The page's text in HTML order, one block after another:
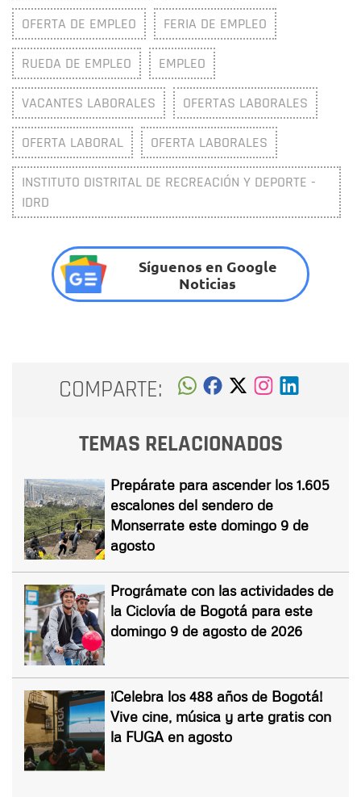
OFERTA DE EMPLEO FERIA DE EMPLEO
RUEDA DE EMPLEO EMPLEO
VACANTES LABORALES OFERTAS LABORALES
OFERTA LABORAL OFERTA LABORALES
INSTITUTO DISTRITAL DE RECREACIÓN Y DEPORTE -
IDRD
Síguenos en Google
Noticias
COMPARTE:
TEMAS RELACIONADOS
Prepárate para ascender los 1.605
escalones del sendero de
Monserrate este domingo 9 de
agosto
Prográmate con las actividades de
la Ciclovía de Bogotá para este
domingo 9 de agosto de 2026
¡Celebra los 488 años de Bogotá!
Vive cine, música y arte gratis con
la FUGA en agosto